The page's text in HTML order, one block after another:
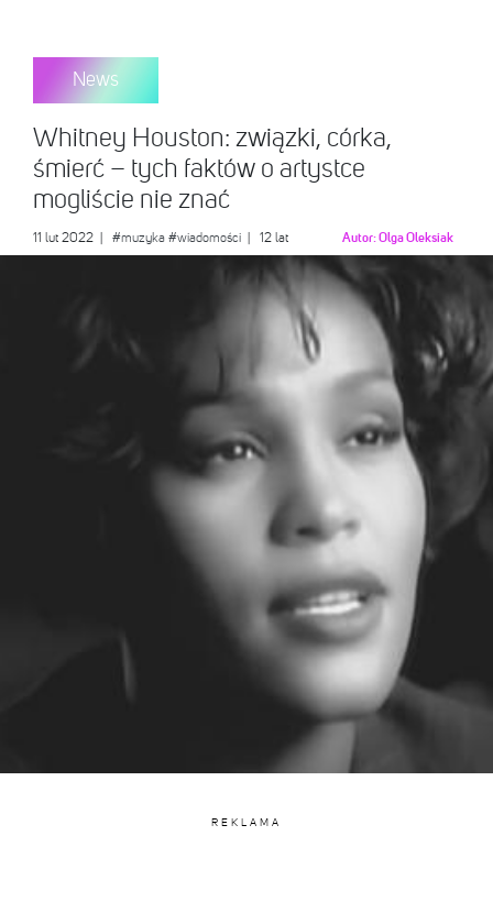
News
Whitney Houston: związki, córka,
śmierć – tych faktów o artystce
mogliście nie znać
11 lut 2022 #muzyka #wiadomości | 12 lat Autor:Olga Oleksiak
REKLAMA